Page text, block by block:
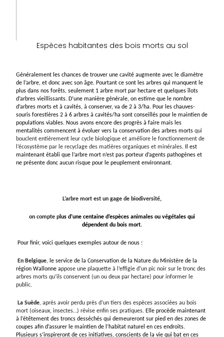
Espèces habitantes des bois morts au sol
Généralement les chances de trouver une cavité augmente avec le diamètre
de l’arbre, et donc avec son âge. Pourtant ce sont les arbres qui manquent le
plus dans nos forêts, seulement 1 arbre mort par hectare et quelques îlots
d’arbres vieillissants. D’une manière générale, on estime que le nombre
d’arbres morts et à cavités, à conserver, va de 2 à 3/ha. Pour les chauves-
souris forestières 2 à 6 arbres à cavités/ha sont conseillés pour le maintien de
populations viables. Nous avons encore des progrès à faire mais les
mentalités commencent à évoluervers la conservation des arbres morts qui
bouclent entièrement leur cycle biologique et améliore le fonctionnement de
l’écosystème par le recyclage des matières organiques et minérales. Il est
maintenant établi que l’arbre mort n’est pas porteur d’agents pathogènes et
ne présente donc aucun risque pour le peuplement environnant.
L’arbre mort est un gage de biodiversité,
on compte p lus d’une centaine d’espèces animales ou végétales qui
dépendent du bois mort.
Pour finir, voici quelques exemples autour de nous :
En Belgique, le service de la Conservation de la Nature du Ministère de la
région Wallonne appose une plaquette à l’effigie d’un pic noir sur le tronc des
arbres morts qu’ils conservent (un ou deux par hectare) pour informer le
public.
La Suède, après avoir perdu près d’un tiers des espèces associées au bois
mort (oiseaux, insectes…) révise enfin ses pratiques. Elle procède maintenant
à l’étêtement des troncs desséchés qui demeureront sur pied en des zones de
coupes afin d’assurer le maintien de l’habitat naturel en ces endroits.
Plusieurs s’inspireront de ces initiatives, conscients de la vie qui bat en ces